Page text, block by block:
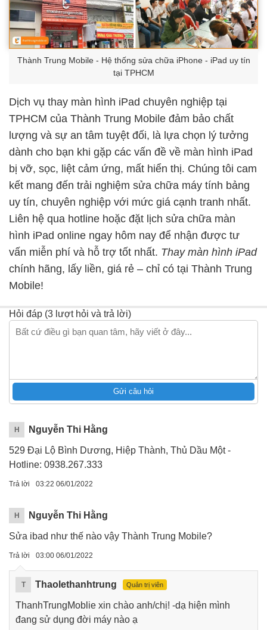
Thành Trung Mobile - Hệ thống sửa chữa iPhone - iPad uy tín
tại TPHCM
Dịch vụ thay màn hình iPad chuyên nghiệp tại
TPHCM của Thành Trung Mobile đảm bảo chất
lượng và sự an tâm tuyệt đối, là lựa chọn lý tưởng
dành cho bạn khi gặp các vấn đề về màn hình iPad
bị vỡ, sọc, liệt cảm ứng, mất hiển thị. Chúng tôi cam
kết mang đến trải nghiệm sửa chữa máy tính bảng
uy tín, chuyên nghiệp với mức giá cạnh tranh nhất.
Liên hệ qua hotline hoặc đặt lịch sửa chữa màn
hình iPad online ngay hôm nay để nhận được tư
vấn miễn phí và hỗ trợ tốt nhất. Thay màn hình iPad
chính hãng, lấy liền, giá rẻ – chỉ có tại Thành Trung
Mobile!
Hỏi đáp (3 lượt hỏi và trả lời)
Gửi câu hỏi
H Nguyễn Thi Hằng
529 Đại Lộ Bình Dương, Hiệp Thành, Thủ Dầu Một -
Hotline: 0938.267.333
Trả lời 03:22 06/01/2022
H Nguyễn Thi Hằng
Sửa ibad như thế nào vậy Thành Trung Mobile?
Trả lời 03:00 06/01/2022
T Thaolethanhtrung Quản trị viên
ThanhTrungMoblie xin chào anh/chị! -dạ hiện mình
đang sử dụng đời máy nào ạ